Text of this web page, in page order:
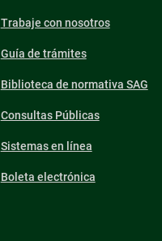
Trabaje con nosotros
Guía de trámites
Biblioteca de normativa SAG
Consultas Públicas
Sistemas en línea
Boleta electrónica